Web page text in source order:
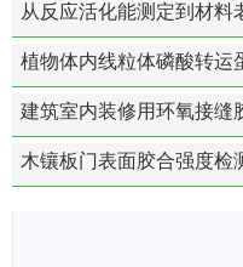
从反应活化能测定到材料
化寿命预测的经典模型
植物体内线粒体磷酸转运
白活性检测
建筑室内装修用环氧接缝
苯含量检测
木镶板门表面胶合强度检